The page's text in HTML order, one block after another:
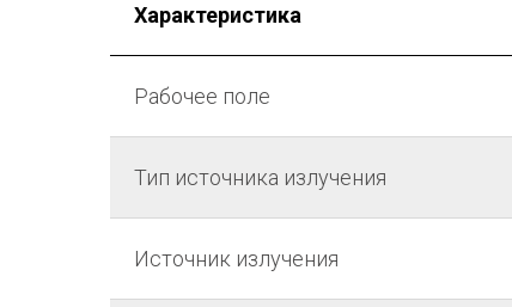
Характеристика
Рабочее поле
Тип источника излучения
Источник излучения